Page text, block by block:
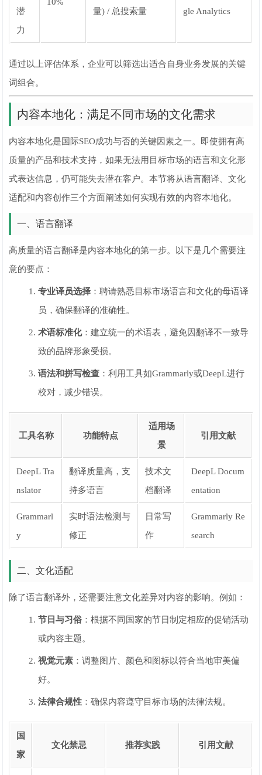
潜
力
量) / 总搜索量
gle Analytics
通过以上评估体系，企业可以筛选出适合自身业务发展的关键
词组合。
内容本地化：满足不同市场的文化需求
内容本地化是国际SEO成功与否的关键因素之一。即使拥有高
质量的产品和技术支持，如果无法用目标市场的语言和文化形
式表达信息，仍可能失去潜在客户。本节将从语言翻译、文化
适配和内容创作三个方面阐述如何实现有效的内容本地化。
一、语言翻译
高质量的语言翻译是内容本地化的第一步。以下是几个需要注
意的要点：
专业译员选择 ：聘请熟悉目标市场语言和文化的母语译
员，确保翻译的准确性。
术语标准化：建立统一的术语表，避免因翻译不一致导
致的品牌形象受损。
语法和拼写检查 ：利用工具如Grammarly或DeepL进行
校对，减少错误。
工具名称 功能特点
适用场
景
引用文献
DeepL Tra
nslator
翻译质量高，支
持多语言
技术文
档翻译
DeepL Docum
entation
Grammarl
y
实时语法检测与
修正
日常写
作
Grammarly Re
search
二、文化适配
除了语言翻译外，还需要注意文化差异对内容的影响。例如：
节日与习俗 ：根据不同国家的节日制定相应的促销活动
或内容主题。
视觉元素 ：调整图片、颜色和图标以符合当地审美偏
好。
法律合规性 ：确保内容遵守目标市场的法律法规。
国
家
文化禁忌 推荐实践 引用文献